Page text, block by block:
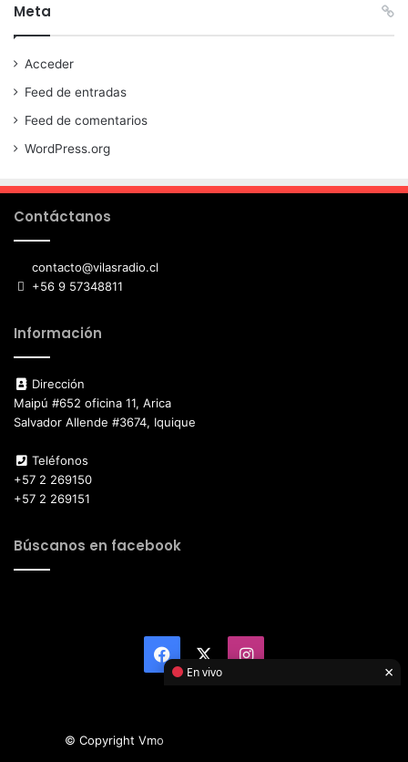
Meta
Acceder
Feed de entradas
Feed de comentarios
WordPress.org
Contáctanos
contacto@vilasradio.cl
+56 9 57348811
Información
Dirección
Maipú #652 oficina 11, Arica
Salvador Allende #3674, Iquique
Teléfonos
+57 2 269150
+57 2 269151
Búscanos en facebook
Facebook Instagram
© Copyright Vmotor TI 2026, All Rights Reserved
En vivo ×